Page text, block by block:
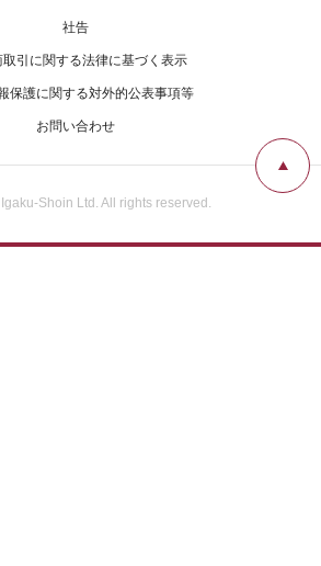
社告
取引に関する法律に基づく表示
保護に関する対外的公表事項等
お問い合わせ
Shoin Ltd. All rights reserved.